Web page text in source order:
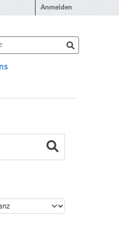
Anmelden